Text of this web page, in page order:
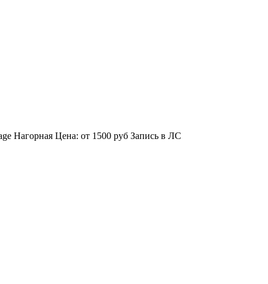
Нагорная Цена: от 1500 руб Запись в ЛС